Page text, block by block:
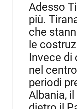
Adesso
più.
che
le
Invece di
nel
periodi
Albania,